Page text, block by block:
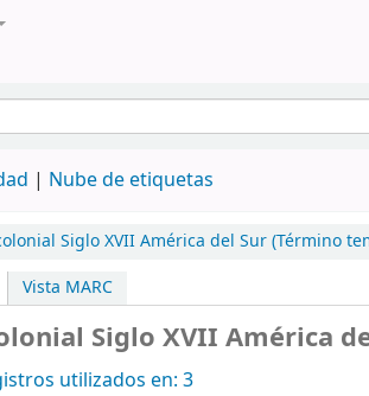
Nube de etiquetas
Siglo XVII América del Sur (Término
Vista MARC
Siglo XVII América
utilizados en: 3